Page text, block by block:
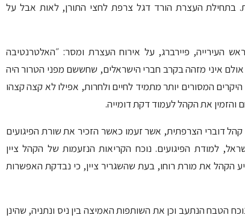
בתחילת העצרת הורד דגל צרפת לחצי התורן, לאות אבל על
העירייה, פיירברג, על אירוח העצרת ומסר: ״האלטרנטיבה
איני מזהה בקרב חברי הישראלים, שחששם מפני הטרור היה
המסורים יותר מתמיד לחיים ולחרות, אפילו לא קצה קצהו
והזמין את הקהל לעמוד דקת דומייה.
דוברי הצרפתית, אשר זעמו כאשר הזכיר את שורת הפיגועים
למודת הפיגועים. נוכח הקריאות הנזעמות של הקהל ציין
הקהל את מורת רוחו, בעת שהשגריר ציין, כי נבדקת האפשרות
הטבח הנתעב וכן את השותפות האמיצה בין ניס ונתניה, שהינן